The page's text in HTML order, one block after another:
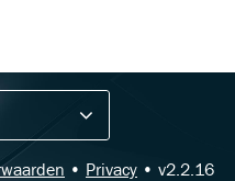
• Privacy • v2.2.16
tips,
van Cartec.